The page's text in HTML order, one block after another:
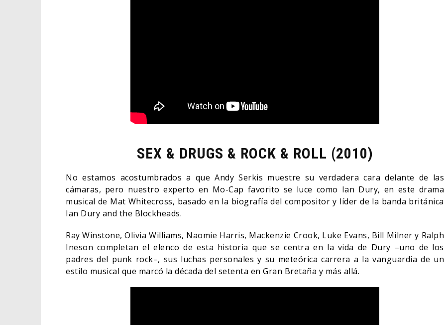
SEX & DRUGS & ROCK & ROLL (2010)
No estamos acostumbrados a que Andy Serkis muestre su verdadera cara delante de las
cámaras, pero nuestro experto en Mo-Cap favorito se luce como Ian Dury, en este drama
musical de Mat Whitecross, basado en la biografía del compositor y líder de la banda británica
Ian Dury and the Blockheads.
Ray Winstone, Olivia Williams, Naomie Harris, Mackenzie Crook, Luke Evans, Bill Milner y Ralph
Ineson completan el elenco de esta historia que se centra en la vida de Dury –uno de los
padres del punk rock–, sus luchas personales y su meteórica carrera a la vanguardia de un
estilo musical que marcó la década del setenta en Gran Bretaña y más allá.